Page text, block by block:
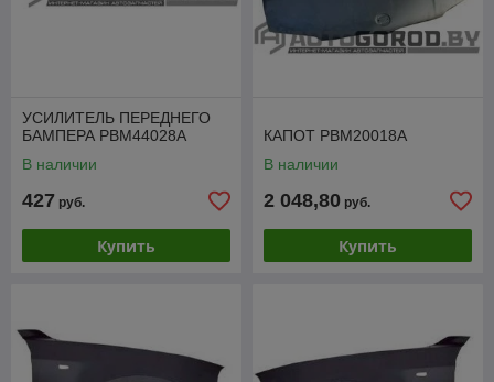
УСИЛИТЕЛЬ ПЕРЕДНЕГО
БАМПЕРА PBM44028A
В наличии
427 руб.
Купить
КАПОТ PBM20018A
В наличии
2 048,80 руб.
Купить